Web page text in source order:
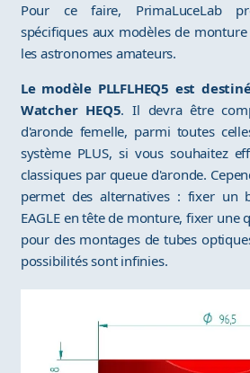
Pour ce faire, PrimaLuceLab
spécifiques aux modèles de
les astronomes amateurs.
Le modèle PLLFLHEQ5 est
Watcher HEQ5. Il devra être
d'aronde femelle, parmi toutes
système PLUS, si vous souhaitez
classiques par queue d'aronde.
permet des alternatives : fixer un
EAGLE en tête de monture, fixer une
pour des montages de tubes
possibilités sont infinies.